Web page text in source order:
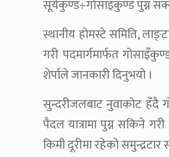
सूर्यकुण्ड÷गोसाइँकुण्ड पुग्न
स्थानीय होमस्टे समिति,
गरी पदमार्गमार्फत
शेर्पाले जानकारी दिनुभयो ।
सुन्दरीजलबाट नुवाकोट हँदै
पैदल यात्रामा पुग्न सकिने
किमी दूरीमा रहेको